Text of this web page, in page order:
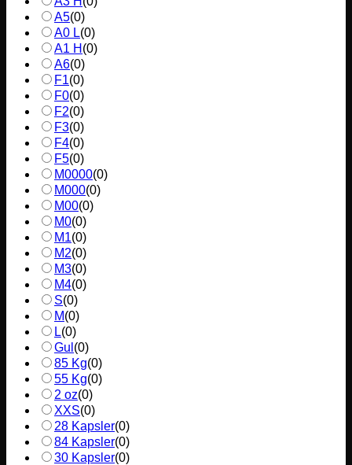
A5(0)
A0 L(0)
A1 H (0)
A6(0)
F1(0)
F0(0)
F2(0)
F3(0)
F4(0)
F5(0)
M0000(0)
M000(0)
M00(0)
M0(0)
M1(0)
M2(0)
M3(0)
M4(0)
S(0)
M(0)
L(0)
Gul (0)
85 Kg(0)
55 Kg(0)
2 oz(0)
XXS(0)
28 Kapsler(0)
84 Kapsler(0)
30 Kapsler(0)